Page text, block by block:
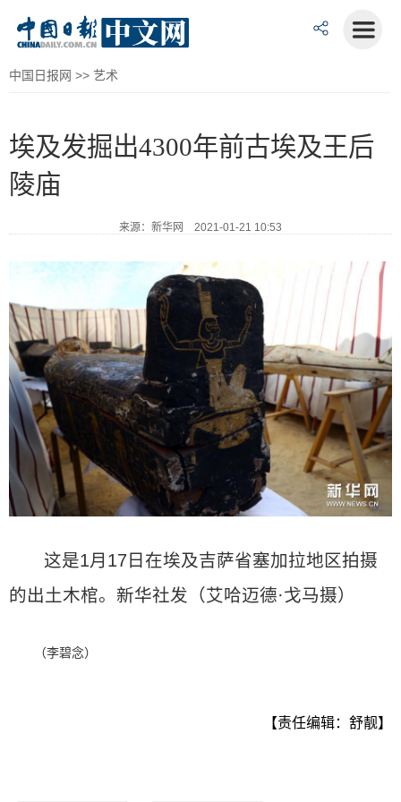
中国日报网 >> 艺术
埃及发掘出4300年前古埃及王后
陵庙
来源：新华网 2021-01-21 10:53
这是1月17日在埃及吉萨省塞加拉地区拍摄
的出土木棺。新华社发（艾哈迈德·戈马摄）
（李碧念）
【责任编辑：舒靓】